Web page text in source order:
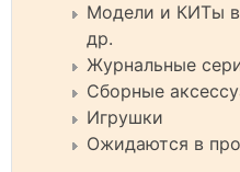
Модели и КИТы в
др.
Журнальные
Сборные
Игрушки
Ожидаются в